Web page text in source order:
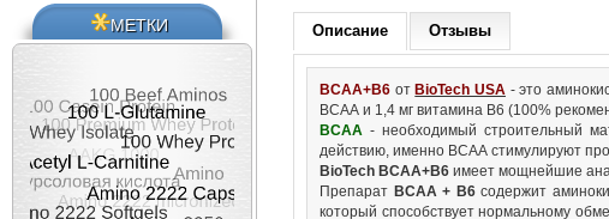
МЕТКИ Описание Отзывы
BCAA+B6 от BioTech USA- это
ВСАА и 1,4 мг витамина B6 (100%
ВСАА - необходимый строительный
действию, именно ВСАА стимулируют
BioTech BCAA+B6 имеет мощнейшие
Препарат BCAA + B6содержит
который способствует нормальному